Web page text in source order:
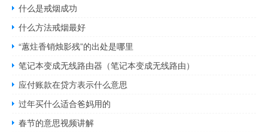
什么是戒烟成功
什么方法戒烟最好
“蕙炷香销烛影残”的出处是哪里
笔记本变成无线路由器（笔记本变成无线路由）
应付账款在贷方表示什么意思
过年买什么适合爸妈用的
春节的意思视频讲解